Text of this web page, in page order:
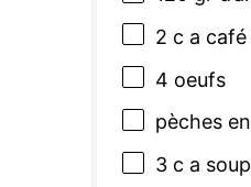
2 c a
4 oeufs
pèches
3c a